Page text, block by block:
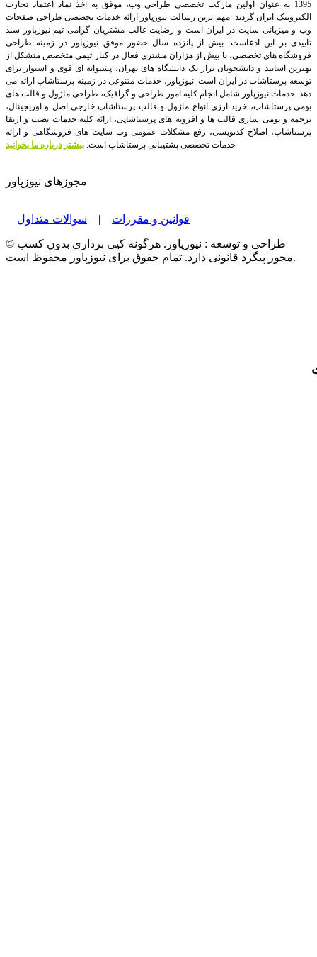
1395 به عنوان اولین مارکت تخصصی طراحی وب، موفق به اخذ نماد اعتماد تجارت
الکترونیک ایران گردید. مهم ترین رسالت نیوزپاور ارائه خدمات تخصصی طراحی صفحات
وب و میزبانی سایت در ایران است و رضایت غالب مشتریان گرامی تیم نیوزپاور سند
تاییدی بر این ادعاست. بیش از پانزده سال حضور موفق نیوزپاور در زمینه طراحی
فروشگاه های تخصصی، با بیش از هزاران مشتری فعال در کنار تیمی متخصص متشکل از
بهترین اساتید و دانشجویان تراز یک دانشگاه های تهران، پشتوانه ای قوی و استوار برای
توسعه پرستاشاپ در ایران است.نیوزپاور، خدمات متنوعی در زمینه پرستاشاپ ارائه می
دهد. خدمات نیوزپاور شامل انجام کلیه امور طراحی و گرافیک، طراحی ماژول و قالب های
بومی پرستاشاپ، خرید ارزی انواع ماژول و قالب پرستاشاپ خارجی اصل و اوریجینال،
ترجمه و بومی سازی قالب ها و افزونه های پرستاشاپی، ارائه کلیه خدمات نصب و ارتقا
پرستاشاپ، اصلاح کدنویسی، رفع مشکلات عمومی وب سایت های فروشگاهی و ارائه
خدمات تخصصی پشتیبانی پرستاشاپ است. بیشتر درباره ما بخوانید
مجوزهای نیوزپاور
قوانین و مقررات | سوالات متداول
© طراحی و توسعه : نیوزپاور. هرگونه کپی برداری بدون کسب
مجوز پیگرد قانونی دارد. تمام حقوق برای نیوزپاور محفوظ است.